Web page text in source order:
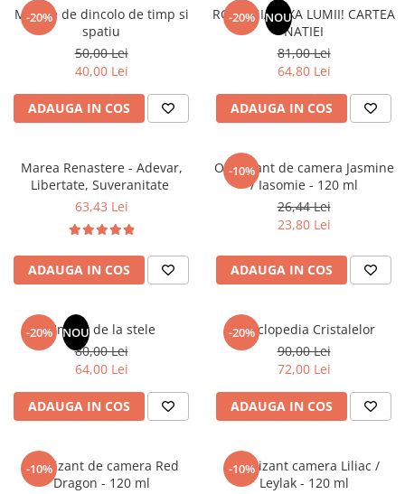
SF & Fantasy
Teens Book Club
Umor
Adezivi si benzi adezive
Articole Birotica
Accesorii Arhivare
Calculator
Hartie si Accesorii
Instrumente de scris
Organizare si Arhivare
Seturi birotica
Articole scolare
Caiete si Carnetele scolare
Ghiozdane si Penare scolare
Instrumente de scris
-20%
Mesaje de dincolo de timp si
spatiu
50,00 Lei
40,00 Lei
ADAUGA IN COS
-20% NOU
ROMANIA, AXA LUMII! CARTEA
NATIEI
81,00 Lei
64,80 Lei
ADAUGA IN COS
Marea Renastere - Adevar,
Libertate, Suveranitate
63,43 Lei
ADAUGA IN COS
-10%
Odorizant de camera Jasmine
/ Iasomie - 120 ml
26,44 Lei
23,80 Lei
ADAUGA IN COS
-20% NOU
Un dar de la stele
80,00 Lei
64,00 Lei
ADAUGA IN COS
-20%
Enciclopedia Cristalelor
90,00 Lei
72,00 Lei
ADAUGA IN COS
-10%
Odorizant de camera Red
Dragon - 120 ml
-10%
Odorizant camera Liliac /
Leylak - 120 ml